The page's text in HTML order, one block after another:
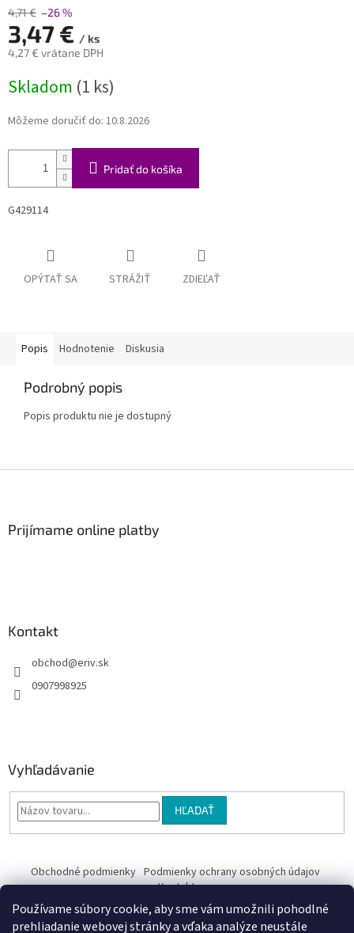
Používame súbory cookie, aby sme vám umožnili pohodlné
prehliadanie webovej stránky a vďaka analýze neustále
4,71 € –26 %
3,47 € / ks
4,27 € vrátane DPH
cena:
Skladom (1 ks)
Môžeme doručiť do: 10.8.2026
Pridať do košíka
G429114
OPÝTAŤ SA STRÁŽIŤ ZDIEĽAŤ
Popis Hodnotenie Diskusia
Podrobný popis
Popis produktu nie je dostupný
Prijímame online platby
Kontakt
obchod@eriv.sk
0907998925
Vyhľadávanie
HĽADAŤ
Obchodné podmienky Podmienky ochrany osobných údajov
Kontakty
Obchodné podmienky